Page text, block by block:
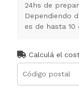
24hs de
Dependiendo
es de hasta 10
Calculá el